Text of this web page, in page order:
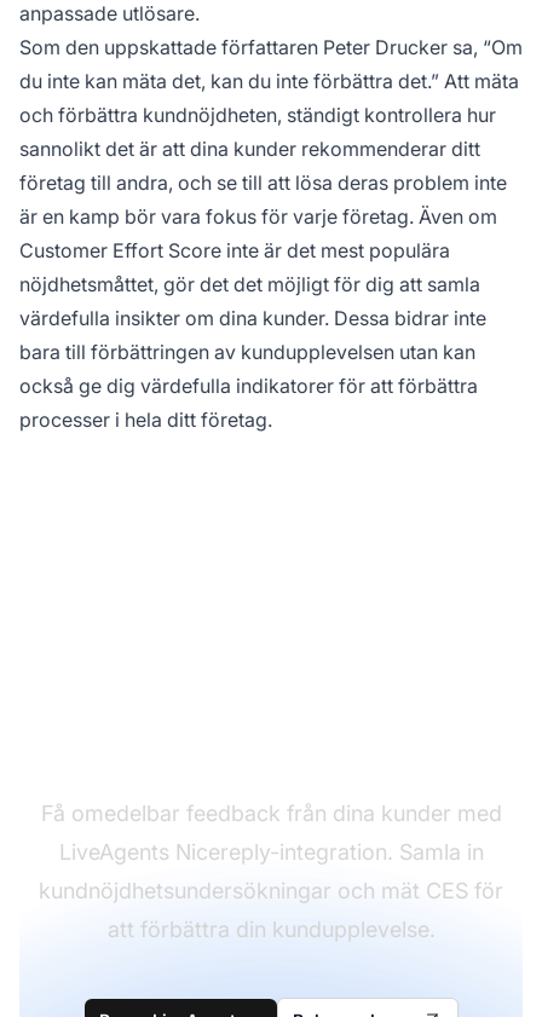
anpassade utlösare.
Som den uppskattade författaren Peter Drucker sa, “Om
du inte kan mäta det, kan du inte förbättra det.” Att mäta
och förbättra kundnöjdheten, ständigt kontrollera hur
sannolikt det är att dina kunder rekommenderar ditt
företag till andra, och se till att lösa deras problem inte
är en kamp bör vara fokus för varje företag. Även om
Customer Effort Score inte är det mest populära
nöjdhetsmåttet, gör det det möjligt för dig att samla
värdefulla insikter om dina kunder. Dessa bidrar inte
bara till förbättringen av kundupplevelsen utan kan
också ge dig värdefulla indikatorer för att förbättra
processer i hela ditt företag.
Få omedelbar feedback från dina kunder med
LiveAgents Nicereply-integration. Samla in
kundnöjdhetsundersökningar och mät CES för
att förbättra din kundupplevelse.